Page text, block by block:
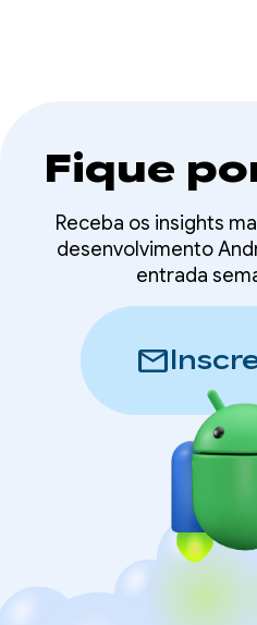
Fique
Receba os insights
desenvolvimento
entrada
mail